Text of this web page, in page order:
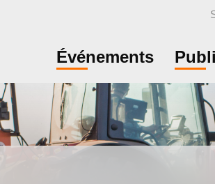
Événements